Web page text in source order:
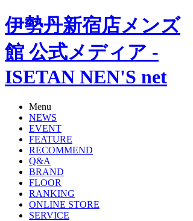
伊勢丹新宿店メンズ
館 公式メディア -
ISETAN NEN'S net
Menu
NEWS
EVENT
FEATURE
RECOMMEND
Q&A
BRAND
FLOOR
RANKING
ONLINE STORE
SERVICE